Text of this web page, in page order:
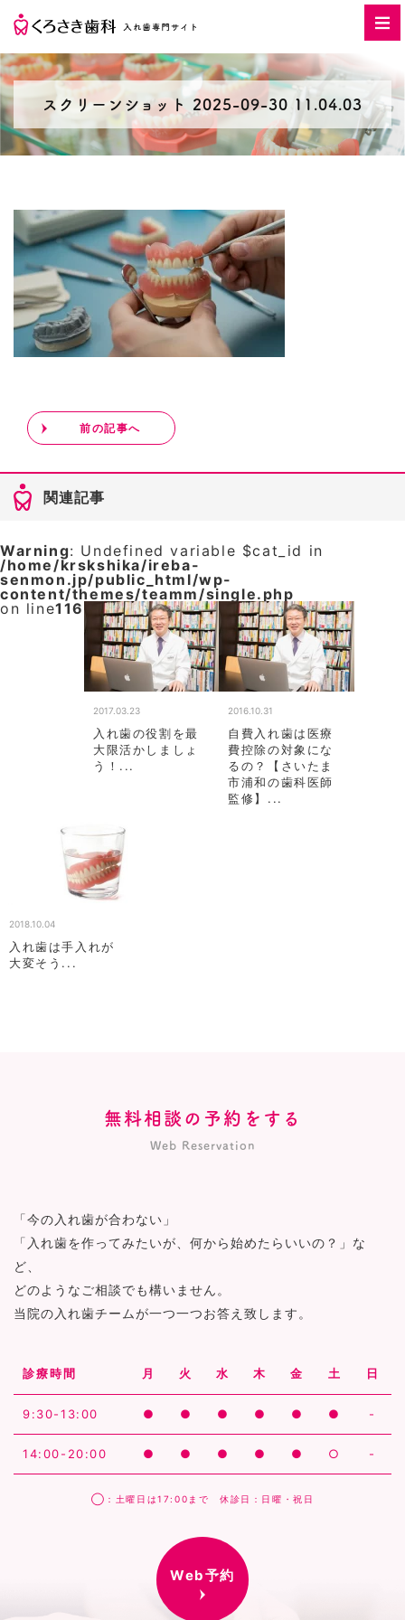
スクリーンショット 2025-09-30 11.04.03
前の記事へ
関連記事
Warning: Undefined variable $cat_id in
/home/krskshika/ireba-
senmon.jp/public_html/wp-
content/themes/teamm/single.php
on line116
2017.03.23
入れ歯の役割を最
大限活かしましょ
う！...
2016.10.31
自費入れ歯は医療
費控除の対象にな
るの？【さいたま
市浦和の歯科医師
監修】...
2018.10.04
入れ歯は手入れが
大変そう...
無料相談の予約をする
Web Reservation
「今の入れ歯が合わない」
「入れ歯を作ってみたいが、何から始めたらいいの？」な
ど、
どのようなご相談でも構いません。
当院の入れ歯チームが一つ一つお答え致します。
診療時間 月 火 水 木 金 土 日
9:30-13:00 ● ● ● ● ● ● -
14:00-20:00 ● ● ● ● ● ○ -
◯：土曜日は17:00まで 休診日：日曜・祝日
Web予約